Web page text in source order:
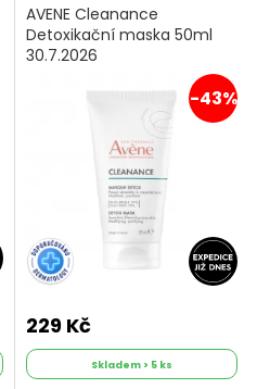
AVENE Cleanance
Detoxikační maska 50ml
30.7.2026
-43%
229 Kč
Skladem > 5 ks